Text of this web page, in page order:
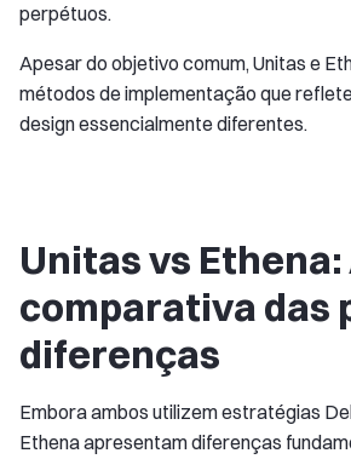
perpétuos.
Apesar do objetivo comum, Unitas e
métodos de implementação que
design essencialmente diferentes.
Unitas vs
comparativa das
diferenças
Embora ambos utilizem estratégias
Ethena apresentam diferenças